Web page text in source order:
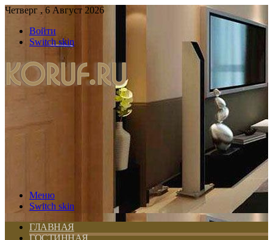
Четверг , 6 Август 2026
Войти
Switch skin
Меню
Switch skin
ГЛАВНАЯ
ГОСТИННАЯ